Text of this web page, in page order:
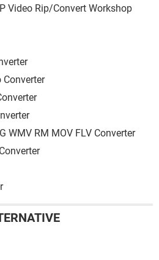
Video Rip/Convert Workshop
WMV RM MOV FLV Converter